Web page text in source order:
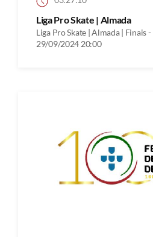
Liga Pro Skate | Almada
Liga Pro Skate | Almada | Finais
29/09/2024 20:00